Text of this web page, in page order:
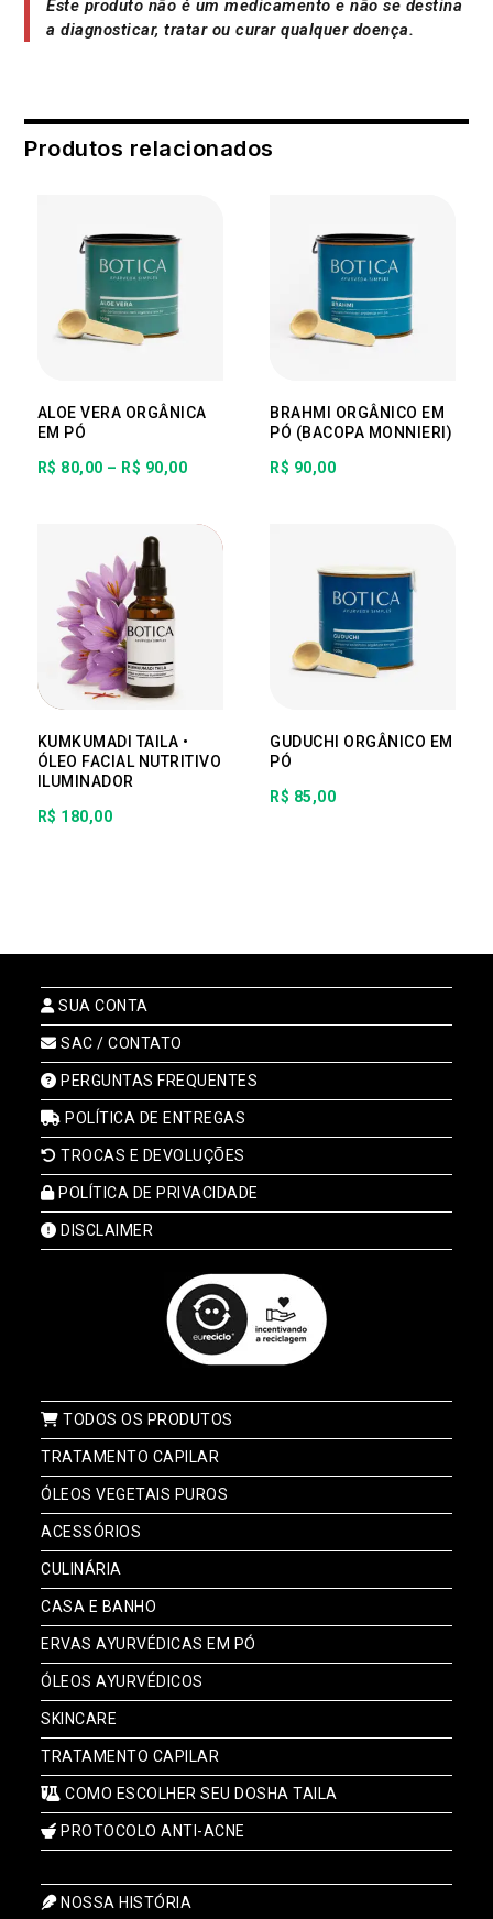
que eu comentar.
Este produto não é um medicamento e não se destina
a diagnosticar, tratar ou curar qualquer doença.
Produtos relacionados
ALOE VERA ORGÂNICA
EM PÓ
R$ 80,00 – R$ 90,00Faixa
através
R$ 90,00
BRAHMI ORGÂNICO EM
PÓ (BACOPA MONNIERI)
R$ 90,00
KUMKUMADI TAILA •
ÓLEO FACIAL NUTRITIVO
ILUMINADOR
R$ 180,00
GUDUCHI ORGÂNICO EM
PÓ
R$ 85,00
SUA CONTA
SAC / CONTATO
PERGUNTAS FREQUENTES
POLÍTICA DE ENTREGAS
TROCAS E DEVOLUÇÕES
POLÍTICA DE PRIVACIDADE
DISCLAIMER
TODOS OS PRODUTOS
TRATAMENTO CAPILAR
ÓLEOS VEGETAIS PUROS
ACESSÓRIOS
CULINÁRIA
CASA E BANHO
ERVAS AYURVÉDICAS EM PÓ
ÓLEOS AYURVÉDICOS
SKINCARE
TRATAMENTO CAPILAR
COMO ESCOLHER SEU DOSHA TAILA
PROTOCOLO ANTI-ACNE
NOSSA HISTÓRIA